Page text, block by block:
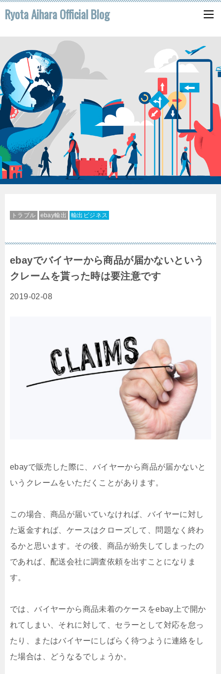
Ryota Aihara Official Blog
トラブル ebay輸出 輸出ビジネス
ebayでバイヤーから商品が届かないという
クレームを貰った時は要注意です
2019-02-08
ebayで販売した際に、バイヤーから商品が届かないと
いうクレームをいただくことがあります。
この場合、商品が届いていなければ、バイヤーに対し
た返金すれば、ケースはクローズして、問題なく終わ
るかと思います。その後、商品が紛失してしまったの
であれば、配送会社に調査依頼を出すことになりま
す。
では、バイヤーから商品未着のケースをebay上で開か
れてしまい、それに対して、セラーとして対応を怠っ
たり、またはバイヤーにしばらく待つように連絡をし
た場合は、どうなるでしょうか。